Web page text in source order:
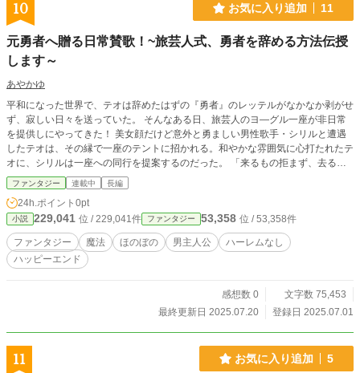
10 お気に入り追加 11
元勇者へ贈る日常賛歌！~旅芸人式、勇者を辞める方法伝授
します～
あやかゆ
平和になった世界で、テオは辞めたはずの『勇者』のレッテルがなかなか剥がせ
ず、寂しい日々を送っていた。 そんなある日、旅芸人のヨ―グル一座が非日常
を提供しにやってきた！ 美女顔だけど意外と勇ましい男性歌手・シリルと遭遇
したテオは、その縁で一座のテントに招かれる。和やかな雰囲気に心打たれたテ
オに、シリルは一座への同行を提案するのだった。 「来るもの拒まず、去るも
のは未練たらしく追い縋るヨ―グル一座だ。歓迎するぜ！」 こうしてテオは、
ヨ―グル一座の一員に加入する。ちょっと変わった座員と旅をしながら、勇者じ
ゃなくなった今の日常を充実させていくのだ。 （別のサイト様にも投稿中で
す）
ファンタジー 連載中 長編
24h.ポイント 0pt
小説 229,041 位 / 229,041件 ファンタジー 53,358 位 / 53,358件
ファンタジー 魔法 ほのぼの 男主人公
ハーレムなし
ハッピーエンド
感想数 0
文字数 75,453
最終更新日 2025.07.20
登録日 2025.07.01
11 お気に入り追加 5